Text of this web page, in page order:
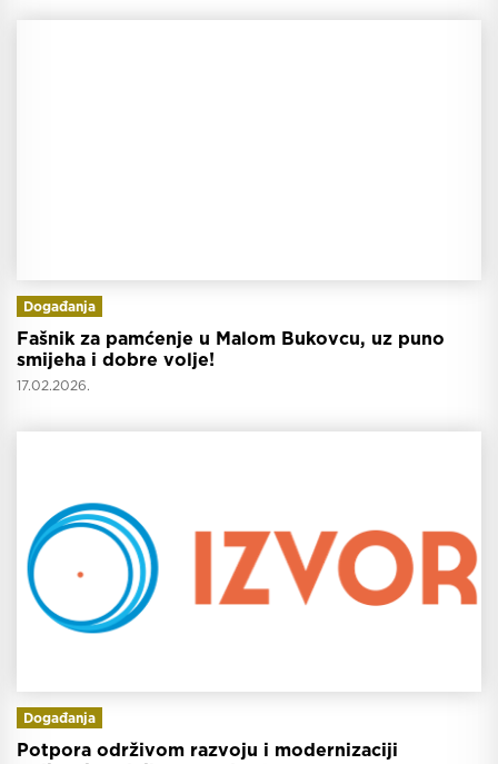
Događanja
Fašnik za pamćenje u Malom Bukovcu, uz puno
smijeha i dobre volje!
17.02.2026.
Događanja
Potpora održivom razvoju i modernizaciji